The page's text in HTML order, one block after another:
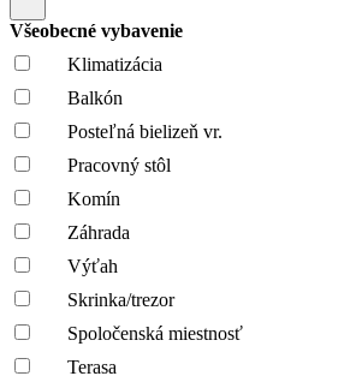
Všeobecné vybavenie
Klimatizácia
Balkón
Posteľná bielizeň vr.
Pracovný stôl
Komín
Záhrada
Výťah
Skrinka/trezor
Spoločenská miestnosť
Terasa